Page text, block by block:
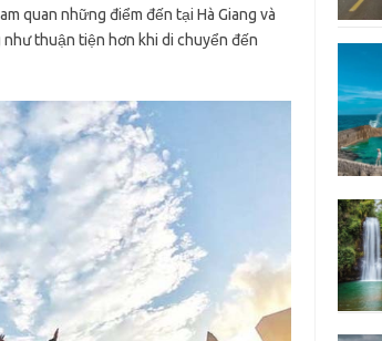
quan những điểm đến tại Hà Giang và
thuận tiện hơn khi di chuyển đến